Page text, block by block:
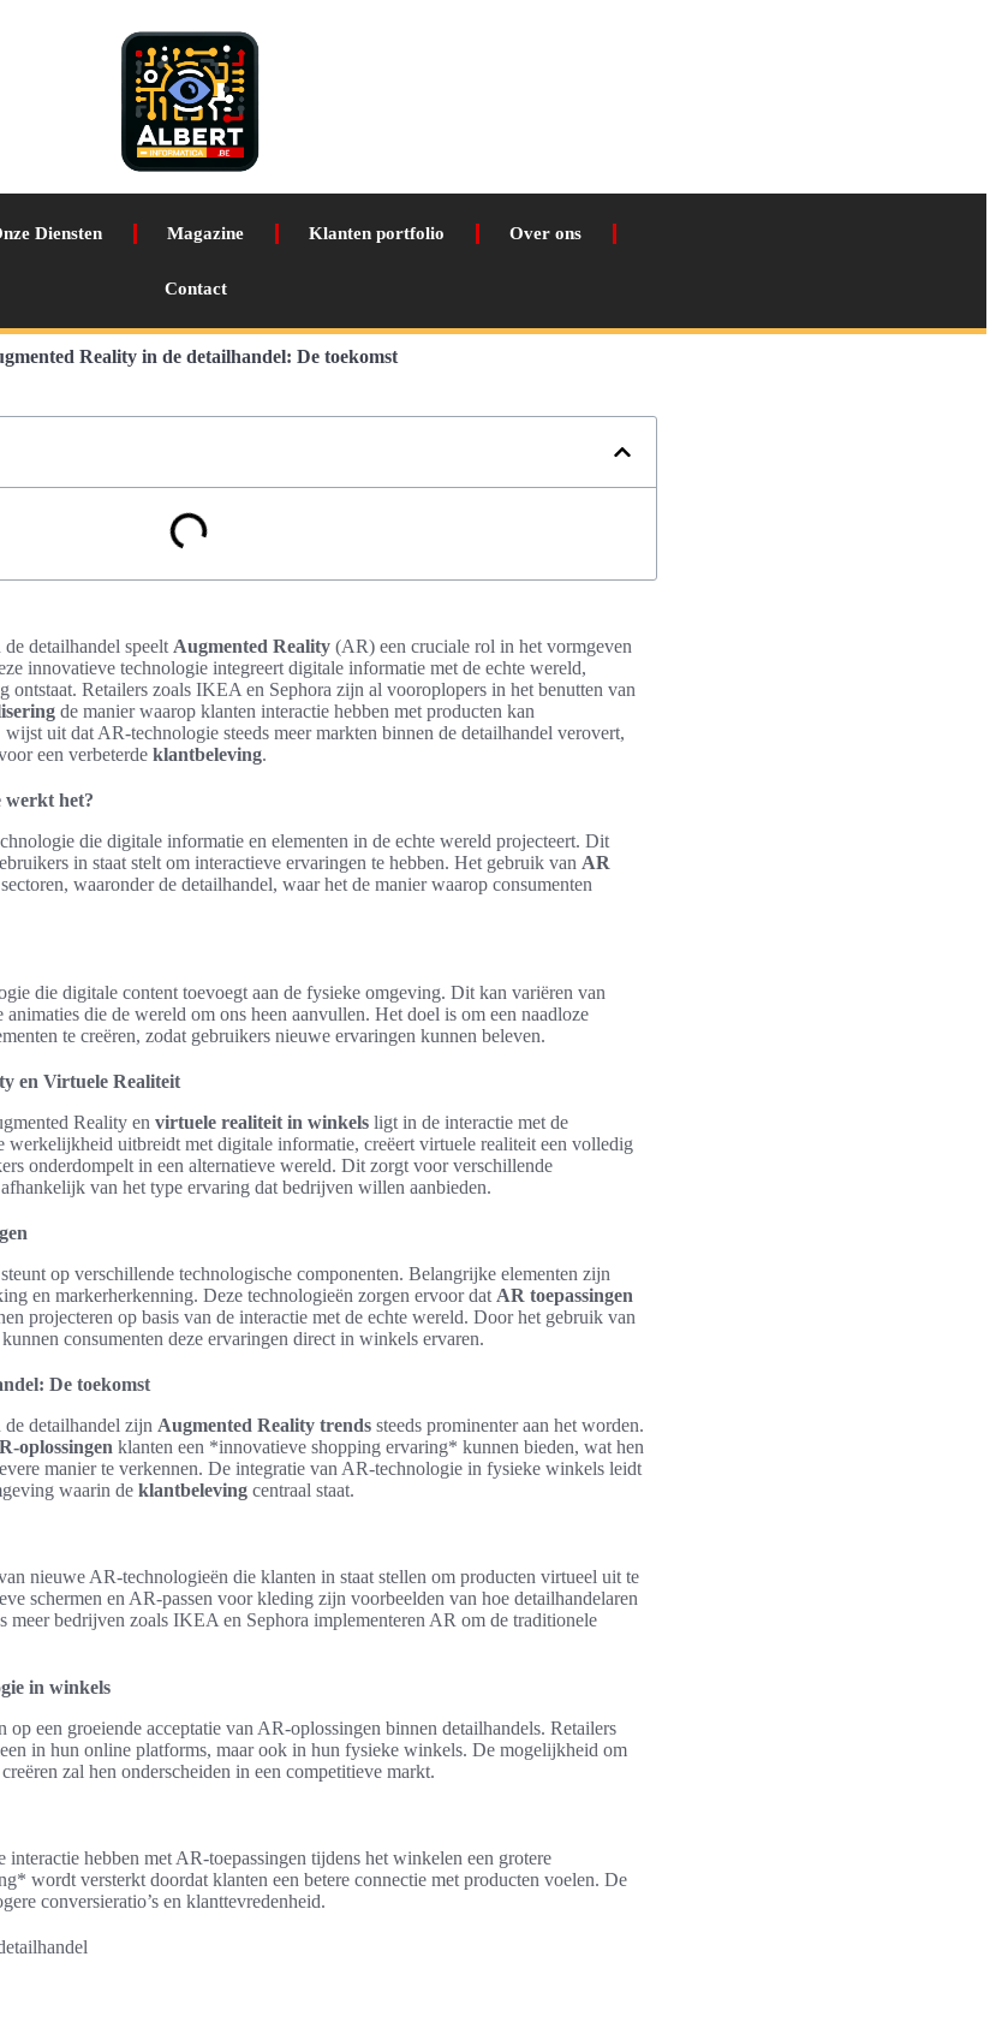
Diensten Magazine Klanten portfolio Over ons
Contact
Reality in de detailhandel: De toekomst
detailhandel speelt Augmented Reality (AR) een cruciale rol in het vormgeven
innovatieve technologie integreert digitale informatie met de echte wereld,
ontstaat. Retailers zoals IKEA en Sephora zijn al vooroplopers in het benutten van
de manier waarop klanten interactie hebben met producten kan
uit dat AR-technologie steeds meer markten binnen de detailhandel verovert,
een verbeterde klantbeleving.
werkt het?
die digitale informatie en elementen in de echte wereld projecteert. Dit
in staat stelt om interactieve ervaringen te hebben. Het gebruik van AR
waaronder de detailhandel, waar het de manier waarop consumenten
die digitale content toevoegt aan de fysieke omgeving. Dit kan variëren van
die de wereld om ons heen aanvullen. Het doel is om een naadloze
te creëren, zodat gebruikers nieuwe ervaringen kunnen beleven.
en Virtuele Realiteit
Reality en virtuele realiteit in winkels ligt in de interactie met de
werkelijkheid uitbreidt met digitale informatie, creëert virtuele realiteit een volledig
onderdompelt in een alternatieve wereld. Dit zorgt voor verschillende
van het type ervaring dat bedrijven willen aanbieden.
steunt op verschillende technologische componenten. Belangrijke elementen zijn
en markerherkenning. Deze technologieën zorgen ervoor dat AR toepassingen
projecteren op basis van de interactie met de echte wereld. Door het gebruik van
consumenten deze ervaringen direct in winkels ervaren.
De toekomst
detailhandel zijn Augmented Reality trends steeds prominenter aan het worden.
oplossingen klanten een *innovatieve shopping ervaring* kunnen bieden, wat hen
manier te verkennen. De integratie van AR-technologie in fysieke winkels leidt
waarin de klantbeleving centraal staat.
nieuwe AR-technologieën die klanten in staat stellen om producten virtueel uit te
schermen en AR-passen voor kleding zijn voorbeelden van hoe detailhandelaren
meer bedrijven zoals IKEA en Sephora implementeren AR om de traditionele
in winkels
een groeiende acceptatie van AR-oplossingen binnen detailhandels. Retailers
in hun online platforms, maar ook in hun fysieke winkels. De mogelijkheid om
zal hen onderscheiden in een competitieve markt.
interactie hebben met AR-toepassingen tijdens het winkelen een grotere
wordt versterkt doordat klanten een betere connectie met producten voelen. De
conversieratio’s en klanttevredenheid.